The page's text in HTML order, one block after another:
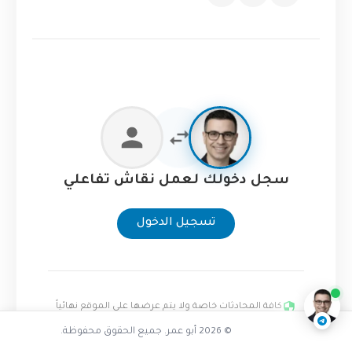
سجل دخولك لعمل نقاش تفاعلي
تسجيل الدخول
كافة المحادثات خاصة ولا يتم عرضها على الموقع نهائياً
تفاعل مع الذكاء الاصطناعي
© 2026 أبو عمر. جميع الحقوق محفوظة.